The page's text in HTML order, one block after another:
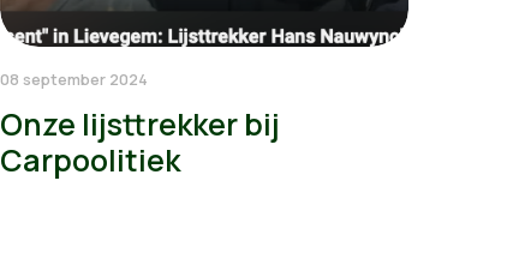
08 september 2024
Onze lijsttrekker bij
Carpoolitiek